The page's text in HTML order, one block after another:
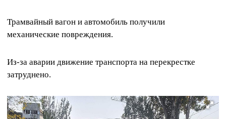
Трамвайный вагон и автомобиль получили
механические повреждения.
Из-за аварии движение транспорта на перекрестке
затруднено.